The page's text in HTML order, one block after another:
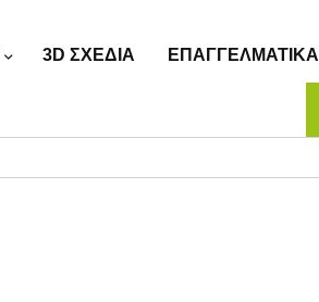
3D ΣΧΕΔΙΑ ΕΠΑΓΓΕΛΜΑΤΙΚΑ